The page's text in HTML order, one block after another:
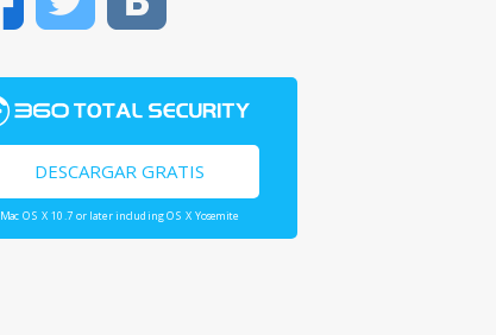
FacebookTwitter
DESCARGAR GRATIS
Mac OS X 10.7 or later including OS X Yosemite